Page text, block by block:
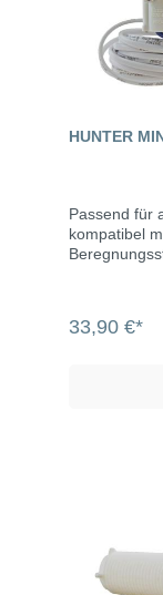
HUNTER
Passend für
kompatibel
33,90 €*